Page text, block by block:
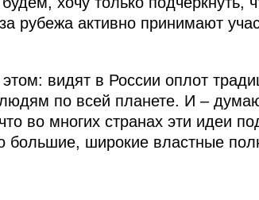
рубежа активно принимают
видят в России оплот
по всей планете. И –
во многих странах эти идеи
большие, широкие властные